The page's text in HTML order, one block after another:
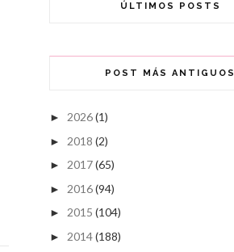
ÚLTIMOS POSTS
POST MÁS ANTIGUOS
► 2026(1)
► 2018 (2)
► 2017(65)
► 2016(94)
► 2015 (104)
► 2014(188)